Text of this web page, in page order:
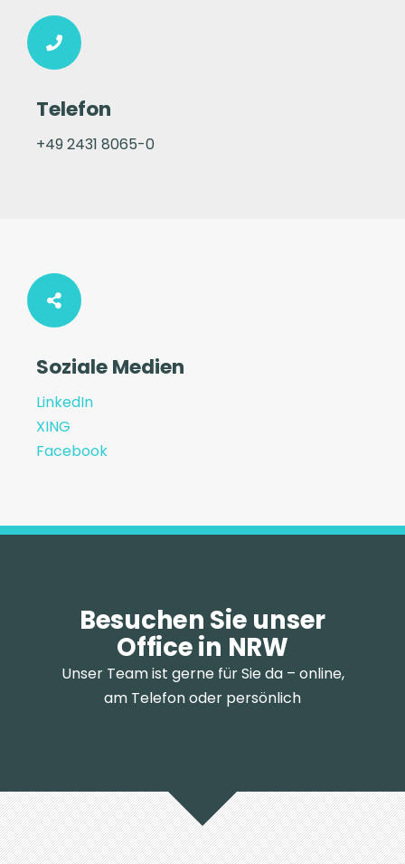
Telefon
+49 2431 8065-0
Soziale Medien
LinkedIn
XING
Facebook
Besuchen Sie unser
Office in NRW
Unser Team ist gerne für Sie da – online,
am Telefon oder persönlich